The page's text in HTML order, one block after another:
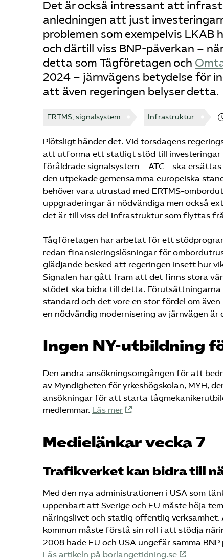
Det är också intressant att
anledningen att just
problemen som exempelvis
och därtill viss BNP-påverkan –
detta som Tågföretagen och
2024 – järnvägens betydelse för
att även regeringen belyser detta.
ERTMS, signalsystem Infrastruktur
Plötsligt händer det. Vid torsdagens
att utforma ett statligt stöd till investeringar
föråldrade signalsystem – ATC –ska
den utpekade gemensamma europeiska
behöver vara utrustad med ERTMS-
uppgraderingar är nödvändiga men också
det är till viss del infrastruktur som flyttas
Tågföretagen har arbetat för ett
redan finansieringslösningar för
glädjande besked att regeringen insett hur
Signalen har gått fram att det finns stora
stödet ska bidra till detta.
standard och det vore en stor fördel om
en nödvändig modernisering av järnvägen är
Ingen NY-utbildning
Den andra ansökningsomgången för att
av Myndigheten för yrkeshögskolan, MYH,
ansökningar för att starta
medlemmar. Läs mer
Medielänkar vecka 7
Trafikverket kan bidra till
Med den nya administrationen i USA som
uppenbart att Sverige och EU måste höja
näringslivet och statlig offentlig
kommun måste förstå sin roll i att stödja
2008 hade EU och USA ungefär samma
Läs artikeln på borlangetidning.se